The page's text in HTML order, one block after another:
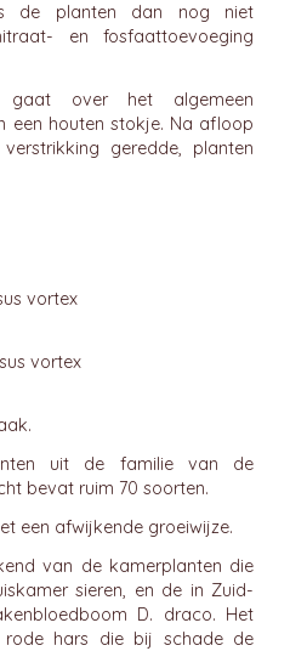
de planten dan nog niet
en fosfaattoevoeging
gaat over het algemeen
een houten stokje. Na afloop
geredde, planten
vortex
vortex
uit de familie van de
bevat ruim 70 soorten.
een afwijkende groeiwijze.
van de kamerplanten die
sieren, en de in Zuid-
D. draco. Het
hars die bij schade de